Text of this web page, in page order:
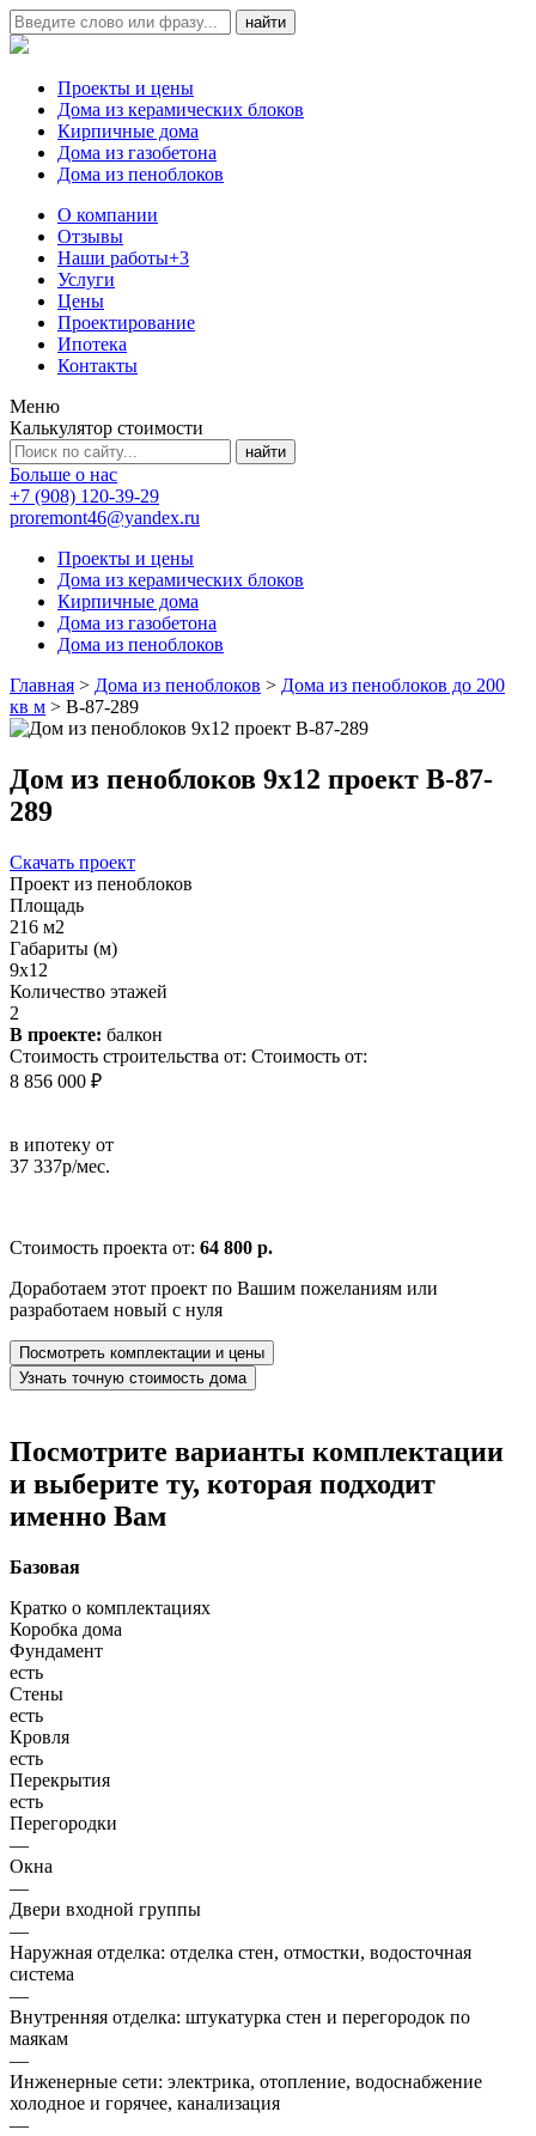
Проекты и цены
Дома из керамических блоков
Кирпичные дома
Дома из газобетона
Дома из пеноблоков
О компании
Отзывы
Наши работы+3
Услуги
Цены
Проектирование
Ипотека
Контакты
Меню
Калькулятор стоимости
Больше о нас
+7 (908) 120-39-29
proremont46@yandex.ru
Проекты и цены
Дома из керамических блоков
Кирпичные дома
Дома из газобетона
Дома из пеноблоков
Главная > Дома из пеноблоков > Дома из пеноблоков до 200
кв м > В-87-289
Дом из пеноблоков 9х12 проект В-87-
289
Скачать проект
Проект из пеноблоков
Площадь
216 м2
Габариты (м)
9x12
Количество этажей
2
В проекте: балкон
Стоимость строительства от: Стоимость от:
8 856 000 ₽
в ипотеку от
37 337р/мес.
Стоимость проекта от: 64 800 р.
Доработаем этот проект по Вашим пожеланиям или
разработаем новый с нуля
Посмотреть комплектации и цены
Узнать точную стоимость дома
Посмотрите варианты комплектации
и выберите ту, которая подходит
именно Вам
Базовая
Кратко о комплектациях
Коробка дома
Фундамент
есть
Стены
есть
Кровля
есть
Перекрытия
есть
Перегородки
—
Окна
—
Двери входной группы
—
Наружная отделка: отделка стен, отмостки, водосточная
система
—
Внутренняя отделка: штукатурка стен и перегородок по
маякам
—
Инженерные сети: электрика, отопление, водоснабжение
холодное и горячее, канализация
—